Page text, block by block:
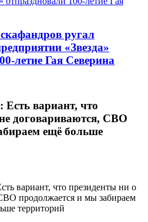
ругал
«Звезда»
летие Гая Северина
вариант, что
договариваются, СВО
ещё больше